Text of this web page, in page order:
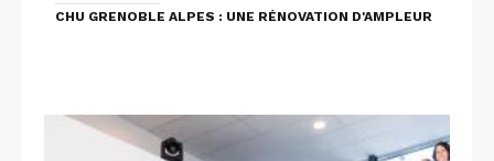
CHU GRENOBLE ALPES : UNE RÉNOVATION D'AMPLEUR